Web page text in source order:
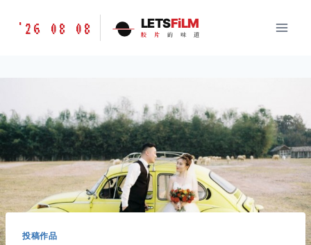
胶
LETSFILM
'26 08 08 LETSFiLM
胶 片 的 味 道
投稿作品